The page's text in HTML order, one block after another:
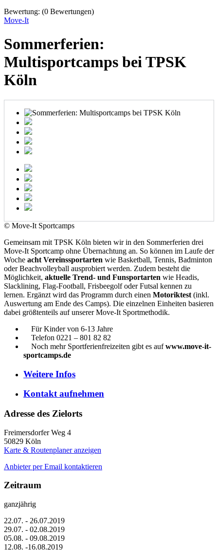
Bewertung: (0 Bewertungen)
Move-It
Sommerferien:
Multisportcamps bei TPSK
Köln
© Move-It Sportcamps
Gemeinsam mit TPSK Köln bieten wir in den Sommerferien drei
Move-It Sportcamp ohne Übernachtung an. So können im Laufe der
Woche acht Vereinssportarten wie Basketball, Tennis, Badminton
oder Beachvolleyball ausprobiert werden. Zudem besteht die
Möglichkeit, aktuelle Trend- und Funsportarten wie Headis,
Slacklining, Flag-Football, Frisbeegolf oder Futsal kennen zu
lernen. Ergänzt wird das Programm durch einen Motoriktest (inkl.
Auswertung am Ende des Camps). Die einzelnen Einheiten basieren
dabei größtenteils auf unserer Move-It Sportmethodik.
Für Kinder von 6-13 Jahre
Telefon 0221 – 801 82 82
Noch mehr Sportferienfreizeiten gibt es aufwww.move-it-
sportcamps.de
Weitere Infos
Kontaktaufnehmen
Adresse des Zielorts
Freimersdorfer Weg 4
50829 Köln
Karte & Routenplaner anzeigen
Anbieter per Email kontaktieren
Zeitraum
ganzjährig
22.07. - 26.07.2019
29.07. - 02.08.2019
05.08. - 09.08.2019
12.08. -16.08.2019